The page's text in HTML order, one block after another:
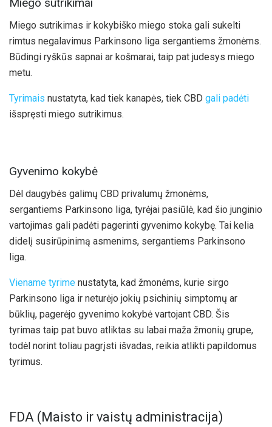
Miego sutrikimas ir kokybiško miego stoka gali sukelti
rimtus negalavimus Parkinsono liga sergantiems žmonėms.
Būdingi ryškūs sapnai ar košmarai, taip pat judesys miego
metu.
Tyrimais nustatyta, kad tiek kanapės, tiek CBD gali padėti
išspręsti miego sutrikimus.
Gyvenimo kokybė
Dėl daugybės galimų CBD privalumų žmonėms,
sergantiems Parkinsono liga, tyrėjai pasiūlė, kad šio junginio
vartojimas gali padėti pagerinti gyvenimo kokybę. Tai kelia
didelį susirūpinimą asmenims, sergantiems Parkinsono
liga.
Viename tyrime nustatyta, kad žmonėms, kurie sirgo
Parkinsono liga ir neturėjo jokių psichinių simptomų ar
būklių, pagerėjo gyvenimo kokybė vartojant CBD. Šis
tyrimas taip pat buvo atliktas su labai maža žmonių grupe,
todėl norint toliau pagrįsti išvadas, reikia atlikti papildomus
tyrimus.
FDA (Maisto ir vaistų administracija)